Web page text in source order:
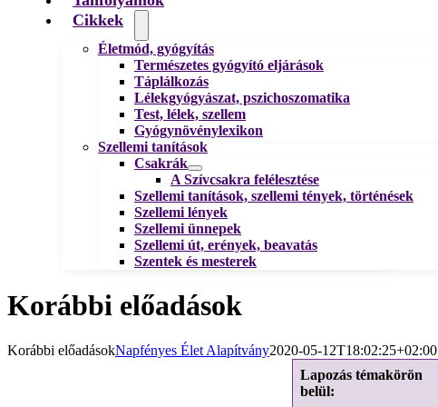
Cikkek
Életmód, gyógyítás
Természetes gyógyító eljárások
Táplálkozás
Lélekgyógyászat, pszichoszomatika
Test, lélek, szellem
Gyógynövénylexikon
Szellemi tanítások
Csakrák
A Szívcsakra felélesztése
Szellemi tanítások, szellemi tények, történések
Szellemi lények
Szellemi ünnepek
Szellemi út, erények, beavatás
Szentek és mesterek
Korábbi előadások
Korábbi előadásokNapfényes Élet Alapítvány2020-05-12T18:02:25+02:00
Lapozás témakörön
belül: